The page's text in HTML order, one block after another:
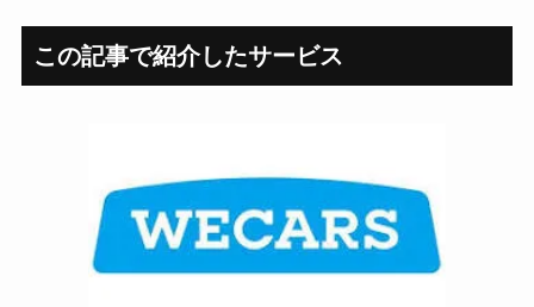
この記事で紹介したサービス